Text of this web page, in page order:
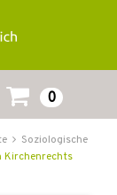
0
Soziologische
Kirchenrechts